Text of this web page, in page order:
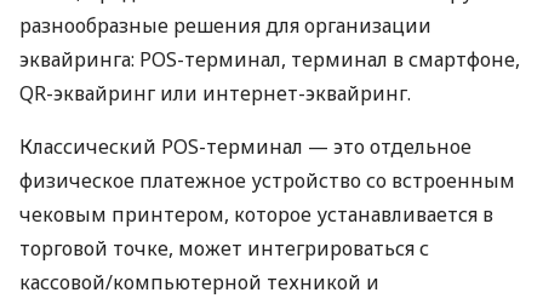
разнообразные решения для организации
эквайринга: POS-терминал, терминал в смартфоне,
QR-эквайринг или интернет-эквайринг.
Классический POS-терминал — это отдельное
физическое платежное устройство со встроенным
чековым принтером, которое устанавливается в
торговой точке, может интегрироваться с
кассовой/компьютерной техникой и